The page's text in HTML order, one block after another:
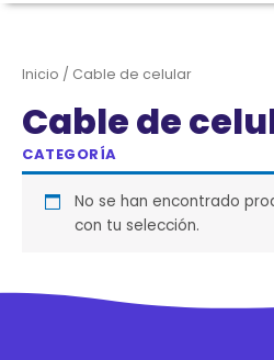
Inicio / Cable de celular
Cable de
CATEGORÍA
No se han encontrado
con tu selección.